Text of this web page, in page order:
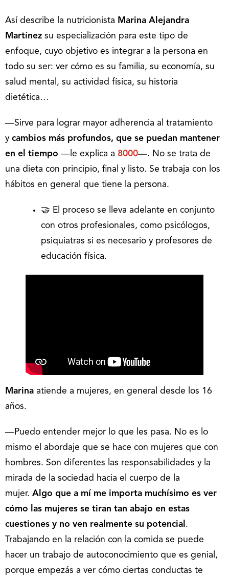
Así describe la nutricionista Marina Alejandra
Martínez su especialización para este tipo de
enfoque, cuyo objetivo es integrar a la persona en
todo su ser: ver cómo es su familia, su economía, su
salud mental, su actividad física, su historia
dietética…
—Sirve para lograr mayor adherencia al tratamiento
y cambios más profundos, que se puedan mantener
en el tiempo —le explica a 8000—. No se trata de
una dieta con principio, final y listo. Se trabaja con los
hábitos en general que tiene la persona.
🤝 El proceso se lleva adelante en conjunto
con otros profesionales, como psicólogos,
psiquiatras si es necesario y profesores de
educación física.
Marina atiende a mujeres, en general desde los 16
años.
—Puedo entender mejor lo que les pasa. No es lo
mismo el abordaje que se hace con mujeres que con
hombres. Son diferentes las responsabilidades y la
mirada de la sociedad hacia el cuerpo de la
mujer. Algo que a mí me importa muchísimo es ver
cómo las mujeres se tiran tan abajo en estas
cuestiones y no ven realmente su potencial .
Trabajando en la relación con la comida se puede
hacer un trabajo de autoconocimiento que es genial,
porque empezás a ver cómo ciertas conductas te